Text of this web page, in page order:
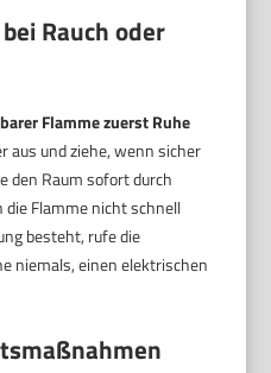
Rauch oder
Flamme zuerst Ruhe
aus und ziehe, wenn sicher
den Raum sofort durch
Flamme nicht schnell
besteht, rufe die
niemals, einen elektrischen